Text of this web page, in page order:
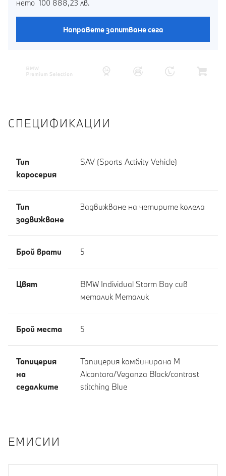
нето 100 888,23 лв.
Направете запитване сега
СПЕЦИФИКАЦИИ
Тип
каросерия
SAV (Sports Activity Vehicle)
Тип
задвижване
Задвижване на четирите колела
Брой врати 5
Цвят
BMW Individual Storm Bay сив
металик Meталик
Брой места 5
Тапицерия
на
седалките
Тапицерия комбинирана M
Alcantara/Veganza Black/contrast
stitching Blue
EМИСИИ